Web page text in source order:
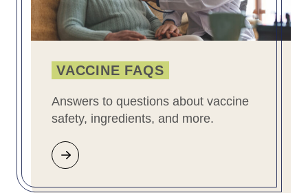
VACCINE FAQS
Answers to questions about vaccine
safety, ingredients, and more.